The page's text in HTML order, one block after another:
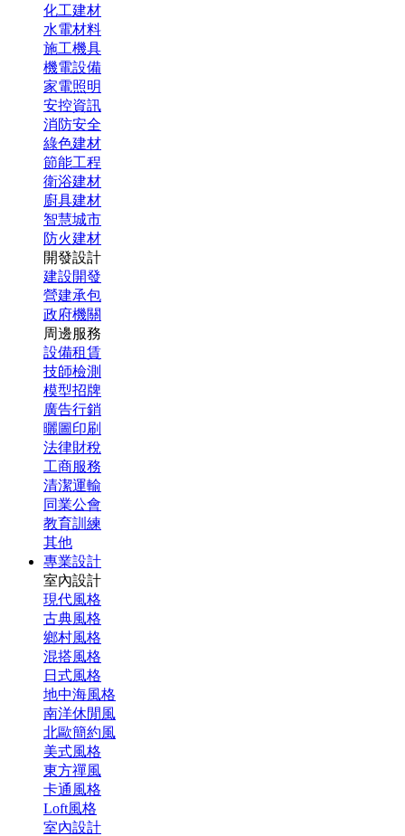
化工建材
水電材料
施工機具
機電設備
家電照明
安控資訊
消防安全
綠色建材
節能工程
衛浴建材
廚具建材
智慧城市
防火建材
開發設計
建設開發
營建承包
政府機關
周邊服務
設備租賃
技師檢測
模型招牌
廣告行銷
曬圖印刷
法律財稅
工商服務
清潔運輸
同業公會
教育訓練
其他
專業設計
室內設計
現代風格
古典風格
鄉村風格
混搭風格
日式風格
地中海風格
南洋休閒風
北歐簡約風
美式風格
東方禪風
卡通風格
Loft風格
室內設計